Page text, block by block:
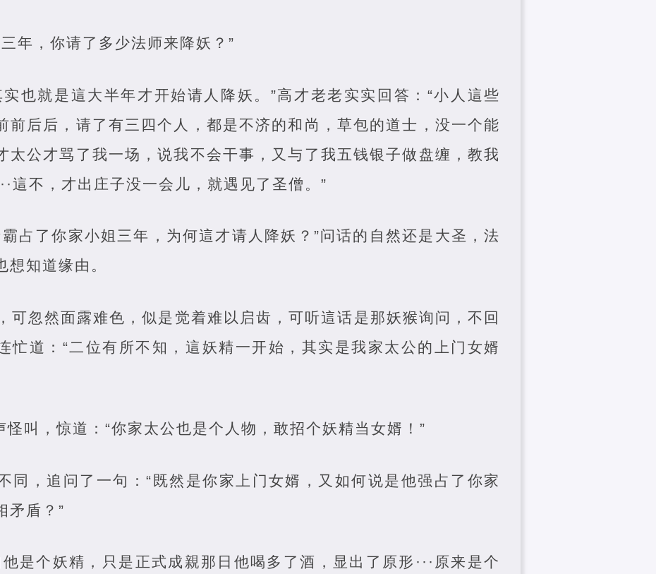
年，你请了多少法师来降妖？”
实也就是這大半年才开始请人降妖。”高才老老实实回答：“小人這些
前后后，请了有三四个人，都是不济的和尚，草包的道士，没一个能
太公才骂了我一场，说我不会干事，又与了我五钱银子做盘缠，教我
這不，才出庄子没一会儿，就遇见了圣僧。”
占了你家小姐三年，为何這才请人降妖？”问话的自然还是大圣，法
想知道缘由。
可忽然面露难色，似是觉着难以启齿，可听這话是那妖猴询问，不回
忙道：“二位有所不知，這妖精一开始，其实是我家太公的上门女婿
怪叫，惊道：“你家太公也是个人物，敢招个妖精当女婿！”
同，追问了一句：“既然是你家上门女婿，又如何说是他强占了你家
矛盾？”
是个妖精，只是正式成親那日他喝多了酒，显出了原形···原来是个